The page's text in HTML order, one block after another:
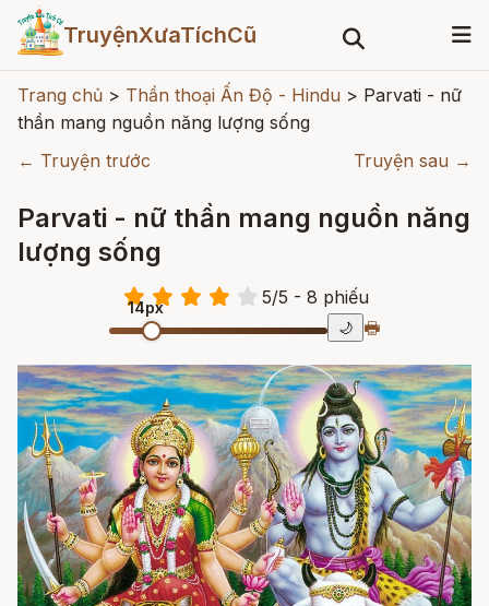
TruyệnXưaTíchCũ
Trang chủ > Thần thoại Ấn Độ - Hindu > Parvati - nữ
thần mang nguồn năng lượng sống
← Truyện trước
Truyện sau →
Parvati - nữ thần mang nguồn năng
lượng sống
5/5 - 8 phiếu
14px
🌙 🖶